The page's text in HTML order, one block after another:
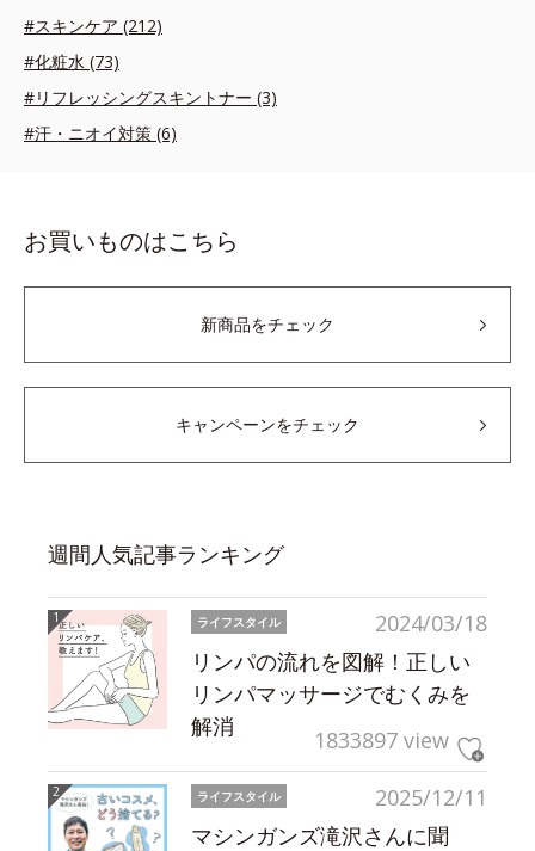
#スキンケア (212)
#化粧水 (73)
#リフレッシングスキントナー (3)
#汗・ニオイ対策 (6)
お買いものはこちら
新商品をチェック
キャンペーンをチェック
週間人気記事ランキング
2024/03/18
ライフスタイル
リンパの流れを図解！正しい
リンパマッサージでむくみを
解消
1833897 view
2025/12/11
ライフスタイル
マシンガンズ滝沢さんに聞